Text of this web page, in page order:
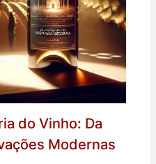
do Vinho: Da
Modernas